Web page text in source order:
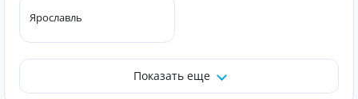
Ярославль
Показать еще